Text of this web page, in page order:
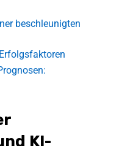
beschleunigten
KI-